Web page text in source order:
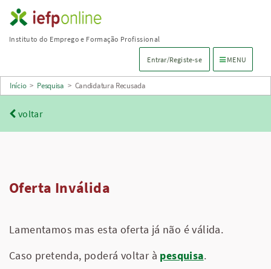
Saltar
para
principal
Instituto do Emprego e Formação Profissional
Entrar/Registe-se Menu de
MENU
Início > Pesquisa > Candidatura Recusada
voltar
Oferta Inválida
Lamentamos mas esta oferta já não é válida.
Caso pretenda, poderá voltar à pesquisa.